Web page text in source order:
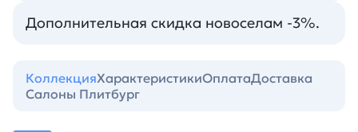
Дополнительная скидка новоселам -3%.
КоллекцияХарактеристикиОплатаДоставка
Салоны Плитбург